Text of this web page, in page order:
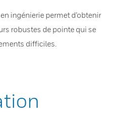
ingénierie permet d’obtenir
robustes de pointe qui se
difficiles.